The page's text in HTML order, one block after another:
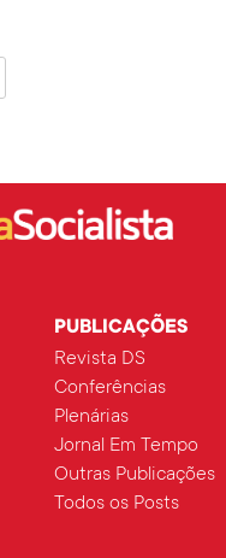
PUBLICAÇÕES
Revista DS
Conferências
Plenárias
Jornal Em Tempo
Outras Publicações
Todos os Posts